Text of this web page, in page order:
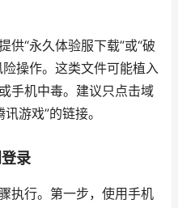
供“永久体验服下载”或“破
操作。这类文件可能植入
手机中毒。建议只点击域
游戏”的链接。
录
执行。第一步，使用手机